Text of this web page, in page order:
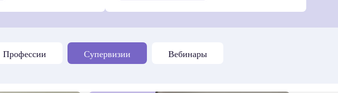
Профессии Супервизии Вебинары